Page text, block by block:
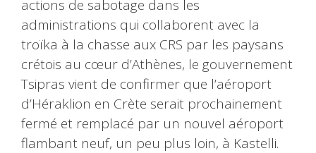
actions de sabotage dans les
administrations qui collaborent avec la
troïka à la chasse aux CRS par les paysans
crétois au cœur d’Athènes, le gouvernement
Tsipras vient de confirmer que l’aéroport
d’Héraklion en Crète serait prochainement
fermé et remplacé par un nouvel aéroport
flambant neuf, un peu plus loin, à Kastelli.